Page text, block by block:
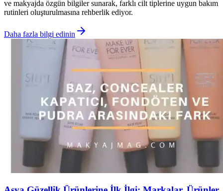
ve makyajda özgün bilgiler sunarak, farklı cilt tiplerine uygun bakım
rutinleri oluşturulmasına rehberlik ediyor.
Daha fazla bilgi edinin